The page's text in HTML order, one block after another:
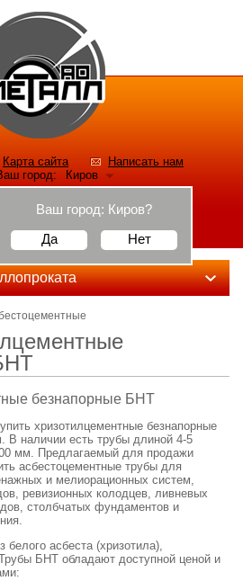
Карта сайта
Написать нам
город:
Киров
Ваш город: Киров?
Да
Нет
безнапорные БНТ
хризотилцементные безнапорные
В наличии есть трубы длиной 4-5
мм. Предлагаемый для продажи
асбестоцементные трубы для
и мелиорационных систем,
ревизионных колодцев, ливневых
столбчатых фундаментов и
белого асбеста (хризотила),
БНТ обладают доступной ценой и